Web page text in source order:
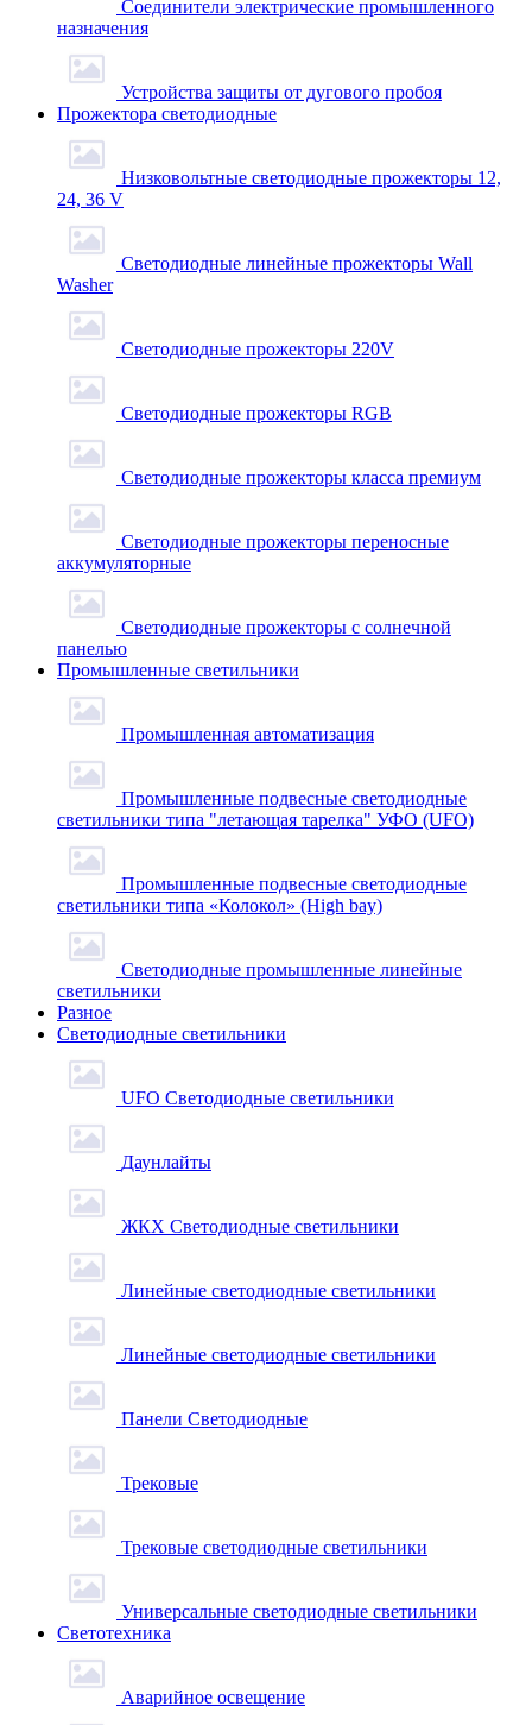
Соединители электрические промышленного
назначения
Устройства защиты от дугового пробоя
Прожектора светодиодные
Низковольтные светодиодные прожекторы 12,
24, 36 V
Светодиодные линейные прожекторы Wall
Washer
Светодиодные прожекторы 220V
Светодиодные прожекторы RGB
Светодиодные прожекторы класса премиум
Светодиодные прожекторы переносные
аккумуляторные
Светодиодные прожекторы с солнечной
панелью
Промышленные светильники
Промышленная автоматизация
Промышленные подвесные cветодиодные
светильники типа "летающая тарелка" УФО (UFO)
Промышленные подвесные cветодиодные
светильники типа «Колокол» (High bay)
Светодиодные промышленные линейные
светильники
Разное
Светодиодные светильники
UFO Светодиодные светильники
Даунлайты
ЖКХ Светодиодные светильники
Линейные светодиодные светильники
Линейные светодиодные светильники
Панели Светодиодные
Трековые
Трековые светодиодные светильники
Универсальные светодиодные светильники
Светотехника
Аварийное освещение